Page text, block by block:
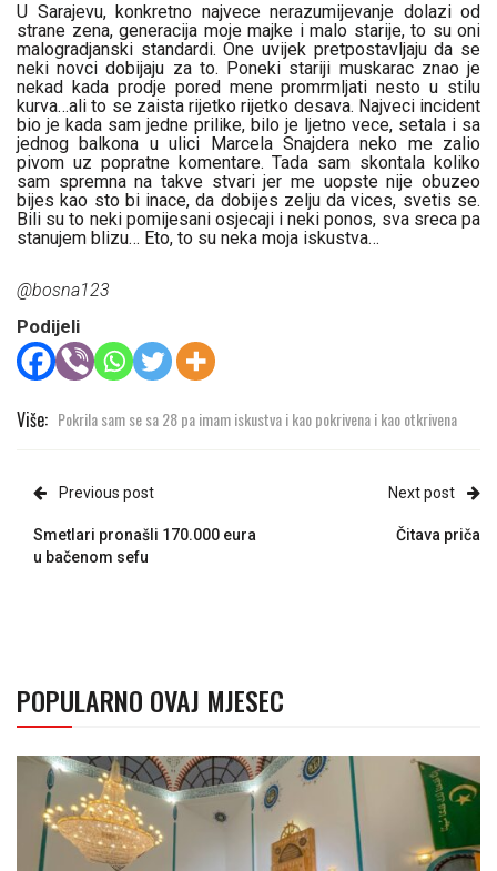
U Sarajevu, konkretno najvece nerazumijevanje dolazi od
strane zena, generacija moje majke i malo starije, to su oni
malogradjanski standardi. One uvijek pretpostavljaju da se
neki novci dobijaju za to. Poneki stariji muskarac znao je
nekad kada prodje pored mene promrmljati nesto u stilu
kurva…ali to se zaista rijetko rijetko desava. Najveci incident
bio je kada sam jedne prilike, bilo je ljetno vece, setala i sa
jednog balkona u ulici Marcela Snajdera neko me zalio
pivom uz popratne komentare. Tada sam skontala koliko
sam spremna na takve stvari jer me uopste nije obuzeo
bijes kao sto bi inace, da dobijes zelju da vices, svetis se.
Bili su to neki pomijesani osjecaji i neki ponos, sva sreca pa
stanujem blizu… Eto, to su neka moja iskustva…
@bosna123
Podijeli
Više: Pokrila sam se sa 28 pa imam iskustva i kao pokrivena i kao otkrivena
Previous post
Smetlari pronašli 170.000 eura
u bačenom sefu
Next post
Čitava priča
POPULARNO OVAJ MJESEC